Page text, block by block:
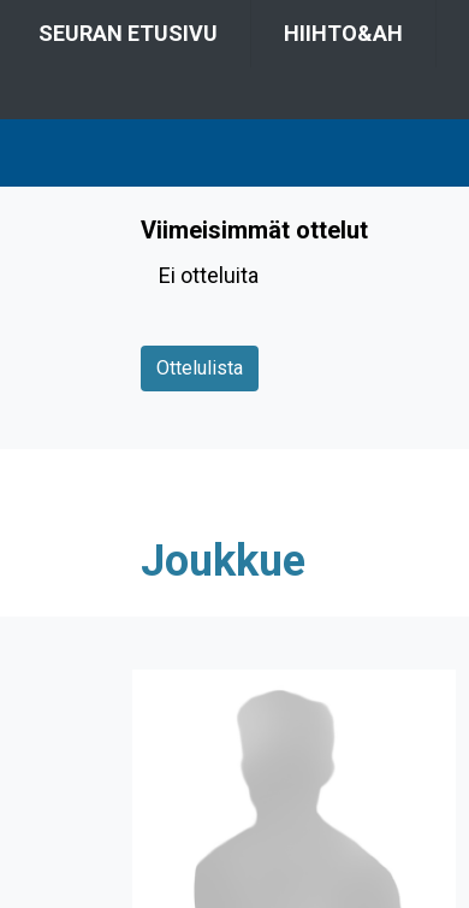
SEURAN ETUSIVU HIIHTO&AH
Viimeisimmät ottelut
Ei otteluita
Ottelulista
Joukkue